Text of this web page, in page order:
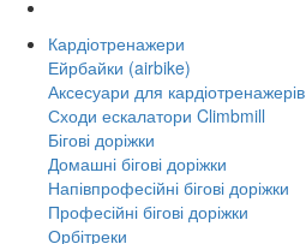
Кардіотренажери
Ейрбайки (airbike)
Аксесуари для кардіотренажерів
Сходи ескалатори Climbmill
Бігові доріжки
Домашні бігові доріжки
Напівпрофесійні бігові доріжки
Професійні бігові доріжки
Орбітреки